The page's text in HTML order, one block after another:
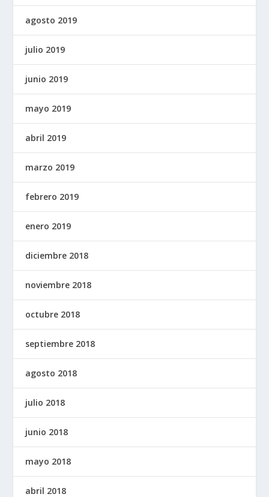
agosto 2019
julio 2019
junio 2019
mayo 2019
abril 2019
marzo 2019
febrero 2019
enero 2019
diciembre 2018
noviembre 2018
octubre 2018
septiembre 2018
agosto 2018
julio 2018
junio 2018
mayo 2018
abril 2018